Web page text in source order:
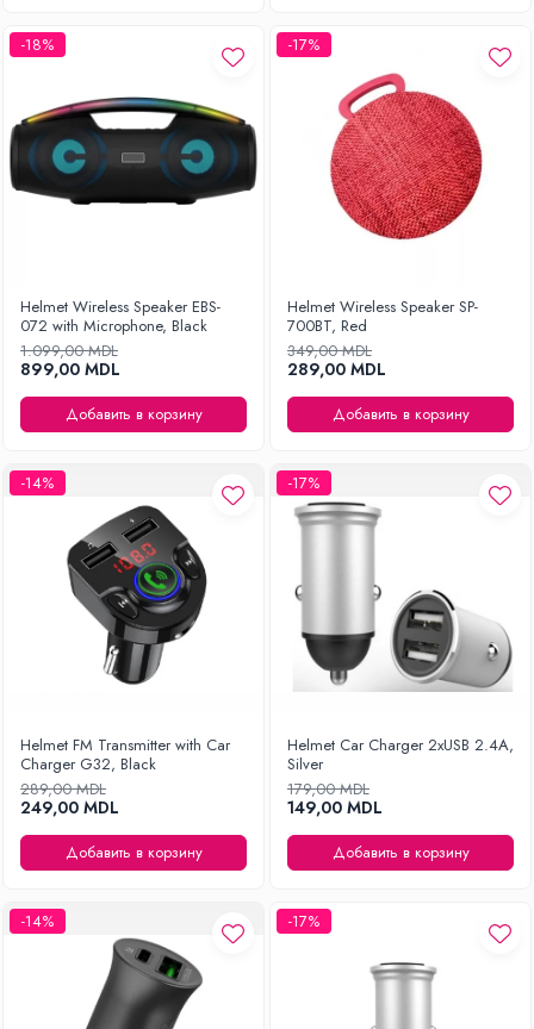
-18%
Helmet Wireless Speaker EBS-
072 with Microphone, Black
1.099,00 MDL
899,00 MDL
Добавить в корзину
-17%
Helmet Wireless Speaker SP-
700BT, Red
349,00 MDL
289,00 MDL
Добавить в корзину
-14%
Helmet FM Transmitter with Car
Charger G32, Black
289,00 MDL
249,00 MDL
Добавить в корзину
-17%
Helmet Car Charger 2xUSB 2.4A,
Silver
179,00 MDL
149,00 MDL
Добавить в корзину
-14% -17%